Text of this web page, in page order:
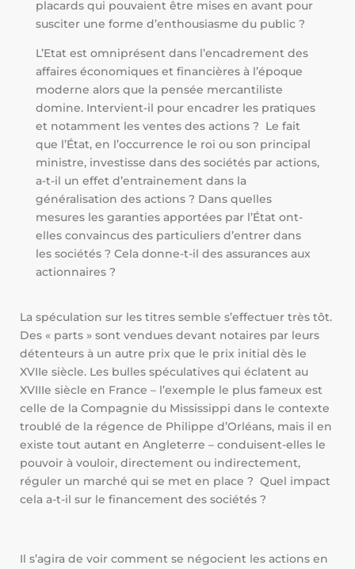
placards qui pouvaient être mises en avant pour
susciter une forme d’enthousiasme du public ?
L’Etat est omniprésent dans l’encadrement des
affaires économiques et financières à l’époque
moderne alors que la pensée mercantiliste
domine. Intervient-il pour encadrer les pratiques
et notamment les ventes des actions ? Le fait
que l’État, en l’occurrence le roi ou son principal
ministre, investisse dans des sociétés par actions,
a-t-il un effet d’entrainement dans la
généralisation des actions ? Dans quelles
mesures les garanties apportées par l’État ont-
elles convaincus des particuliers d’entrer dans
les sociétés ? Cela donne-t-il des assurances aux
actionnaires ?
La spéculation sur les titres semble s’effectuer très tôt.
Des « parts » sont vendues devant notaires par leurs
détenteurs à un autre prix que le prix initial dès le
XVIIe siècle. Les bulles spéculatives qui éclatent au
XVIIIe siècle en France – l’exemple le plus fameux est
celle de la Compagnie du Mississippi dans le contexte
troublé de la régence de Philippe d’Orléans, mais il en
existe tout autant en Angleterre – conduisent-elles le
pouvoir à vouloir, directement ou indirectement,
réguler un marché qui se met en place ? Quel impact
cela a-t-il sur le financement des sociétés ?
Il s’agira de voir comment se négocient les actions en